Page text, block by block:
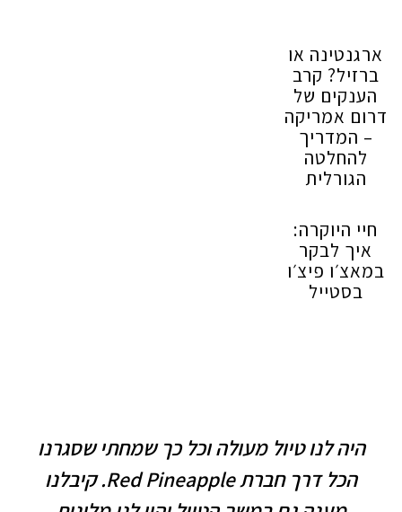
ארגנטינה או
ברזיל? קרב
הענקים של
דרום אמריקה
– המדריך
להחלטה
הגורלית
חיי היוקרה:
איך לבקר
במאצ׳ו פיצ׳ו
בסטייל
היה לנו טיול מעולה וכל כך שמחתי שסגרנו
הכל דרך חברת Red Pineapple. קיבלנו